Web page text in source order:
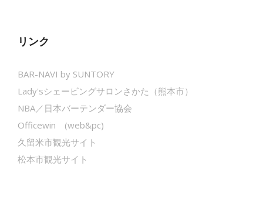
リンク
BAR-NAVI by SUNTORY
Lady'sシェービングサロンさかた（熊本市）
NBA／日本バーテンダー協会
Officewin (web&pc)
久留米市観光サイト
松本市観光サイト